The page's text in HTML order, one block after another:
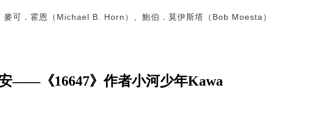
可．霍恩（Michael B. Horn）、鮑伯．莫伊斯塔（Bob Moesta）
——《16647》作者小河少年Kawa